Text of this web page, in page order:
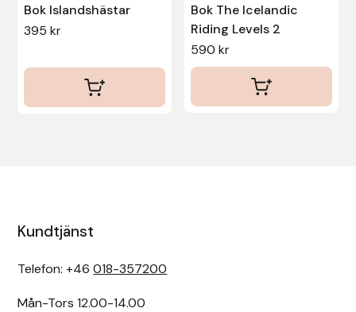
Bok Islandshästar
395kr
Bok The Icelandic
Riding Levels 2
590 kr
Kundtjänst
Telefon: +46018-357200
Mån-Tors 12.00-14.00
Uhip
Wintec